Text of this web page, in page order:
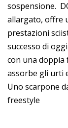
sospensione.
allargato, offre
prestazioni
successo di
con una doppia
assorbe gli urti
Uno scarpone
freestyle